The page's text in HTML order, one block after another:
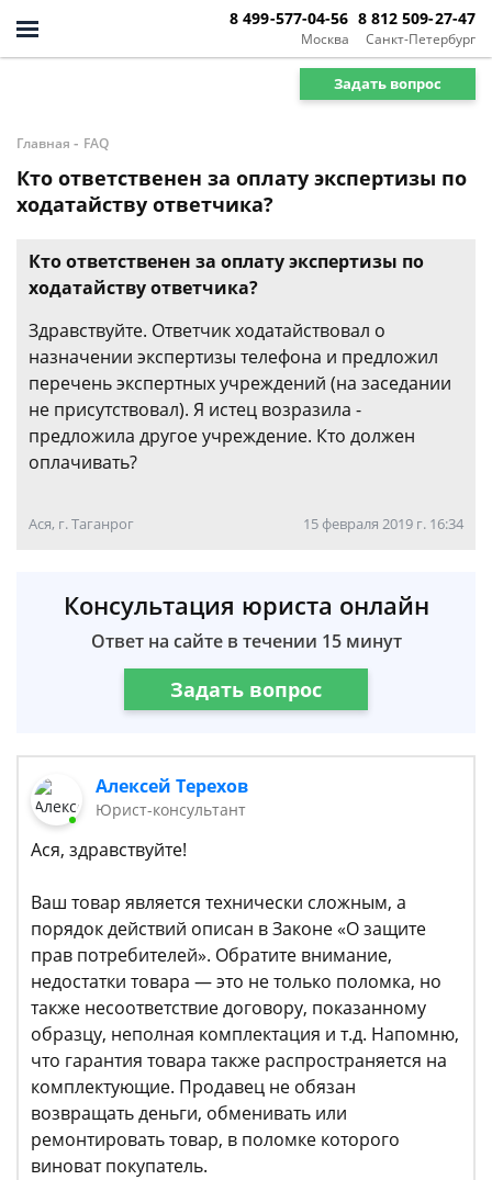
Москва
8 499-577-04-56
Санкт-Петербург
8 812 509-27-47
Задать вопрос
Главная - FAQ
Кто ответственен за оплату экспертизы по
ходатайству ответчика?
Кто ответственен за оплату экспертизы по
ходатайству ответчика?
Здравствуйте. Ответчик ходатайствовал о
назначении экспертизы телефона и предложил
перечень экспертных учреждений (на заседании
не присутствовал). Я истец возразила -
предложила другое учреждение. Кто должен
оплачивать?
Ася, г. Таганрог 15 февраля 2019 г. 16:34
Консультация юриста онлайн
Ответ на сайте в течении 15 минут
Задать вопрос
Алексей Терехов
Юрист-консультант
Ася, здравствуйте!
Ваш товар является технически сложным, а
порядок действий описан в Законе «О защите
прав потребителей». Обратите внимание,
недостатки товара — это не только поломка, но
также несоответствие договору, показанному
образцу, неполная комплектация и т.д. Напомню,
что гарантия товара также распространяется на
комплектующие. Продавец не обязан
возвращать деньги, обменивать или
ремонтировать товар, в поломке которого
виноват покупатель.